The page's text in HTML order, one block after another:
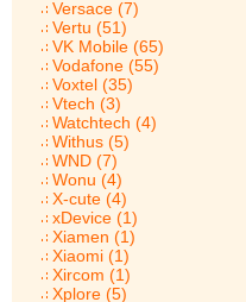
Versace (7)
Vertu (51)
VK Mobile (65)
Vodafone (55)
Voxtel (35)
Vtech (3)
Watchtech (4)
Withus (5)
WND (7)
Wonu (4)
X-cute (4)
xDevice (1)
Xiamen (1)
Xiaomi (1)
Xircom (1)
Xplore (5)